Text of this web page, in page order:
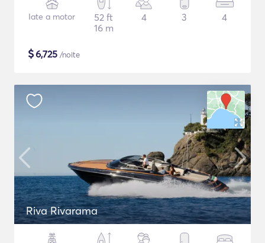
Iate a motor
52 ft
16 m
4 3 4
$6,725 /noite
Riva Rivarama